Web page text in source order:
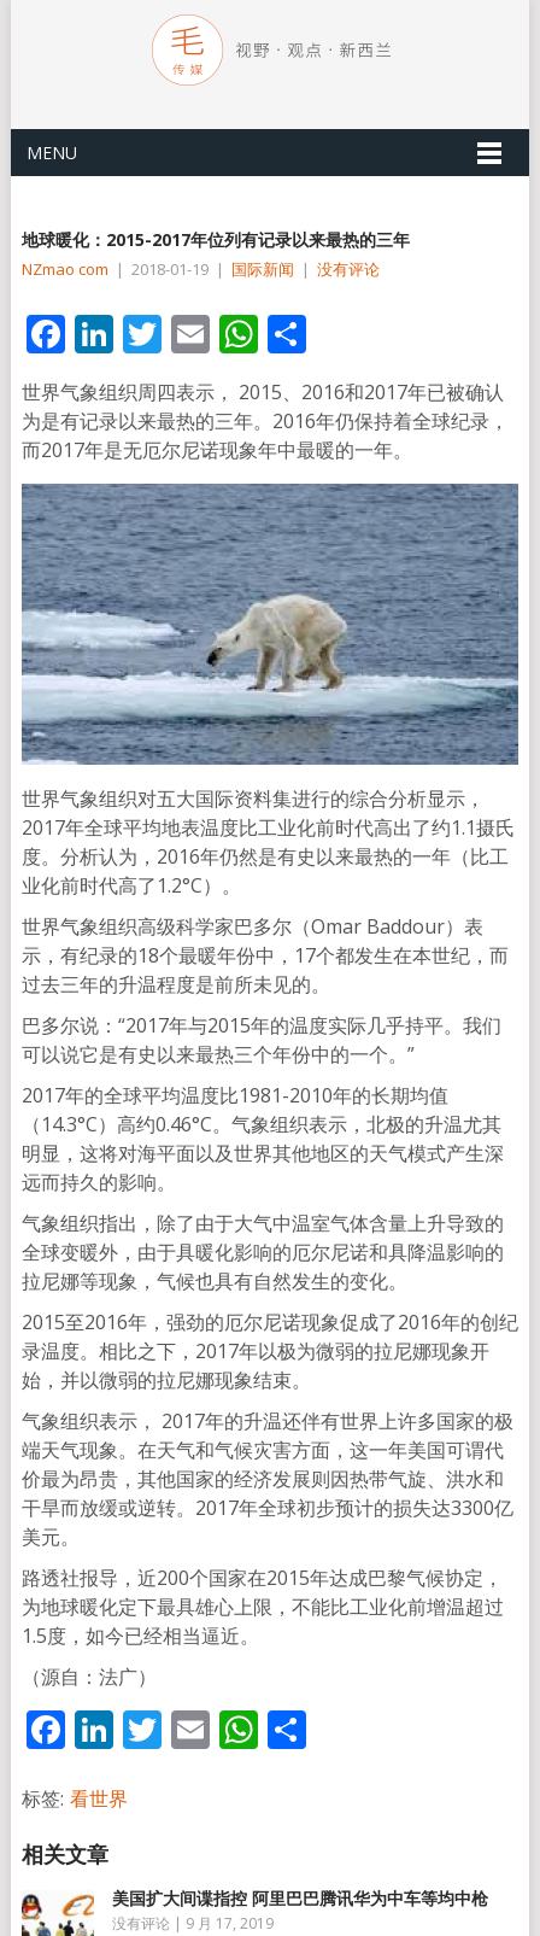
MENU
地球暖化：2015-2017年位列有记录以来最热的三年
NZmao com | 2018-01-19 | 国际新闻 | 没有评论
Facebook
LinkedIn
Twitter
EmailWhatsApp
分
享
世界气象组织周四表示， 2015、2016和2017年已被确认
为是有记录以来最热的三年。2016年仍保持着全球纪录，
而2017年是无厄尔尼诺现象年中最暖的一年。
世界气象组织对五大国际资料集进行的综合分析显示，
2017年全球平均地表温度比工业化前时代高出了约1.1摄氏
度。分析认为，2016年仍然是有史以来最热的一年（比工
业化前时代高了1.2°C）。
世界气象组织高级科学家巴多尔（Omar Baddour）表
示，有纪录的18个最暖年份中，17个都发生在本世纪，而
过去三年的升温程度是前所未见的。
巴多尔说：“2017年与2015年的温度实际几乎持平。我们
可以说它是有史以来最热三个年份中的一个。”
2017年的全球平均温度比1981-2010年的长期均值
（14.3°C）高约0.46°C。气象组织表示，北极的升温尤其
明显，这将对海平面以及世界其他地区的天气模式产生深
远而持久的影响。
气象组织指出，除了由于大气中温室气体含量上升导致的
全球变暖外，由于具暖化影响的厄尔尼诺和具降温影响的
拉尼娜等现象，气候也具有自然发生的变化。
2015至2016年，强劲的厄尔尼诺现象促成了2016年的创纪
录温度。相比之下，2017年以极为微弱的拉尼娜现象开
始，并以微弱的拉尼娜现象结束。
气象组织表示， 2017年的升温还伴有世界上许多国家的极
端天气现象。在天气和气候灾害方面，这一年美国可谓代
价最为昂贵，其他国家的经济发展则因热带气旋、洪水和
干旱而放缓或逆转。2017年全球初步预计的损失达3300亿
美元。
路透社报导，近200个国家在2015年达成巴黎气候协定，
为地球暖化定下最具雄心上限，不能比工业化前增温超过
1.5度，如今已经相当逼近。
（源自：法广）
Facebook
LinkedIn
Twitter
EmailWhatsApp
分
标签: 看世界
美国扩大间谍指控 阿里巴巴腾讯华为中车等均中枪
没有评论 | 9 月 17, 2019